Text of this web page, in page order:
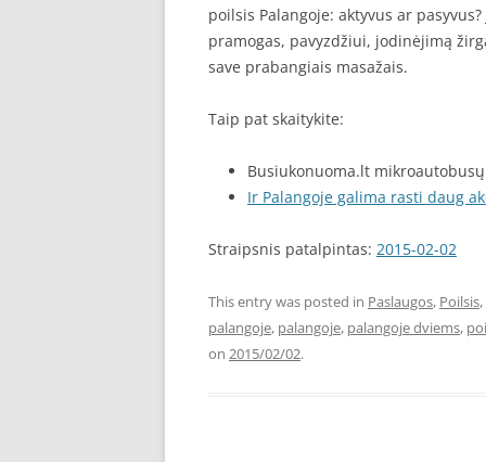
poilsis Palangoje: aktyvus ar
pramogas, pavyzdžiui, jodinėjimą
save prabangiais masažais.
Taip pat skaitykite:
Busiukonuoma.lt mikroautobusų
Ir Palangoje galima rasti daug
Straipsnis patalpintas: 2015-02-02
This entry was posted in Paslaugos, Poilsis,
palangoje, palangoje, palangoje dviems,
on 2015/02/02.